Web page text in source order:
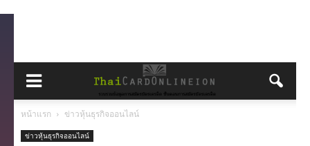
หน้าแรก ข่าวหุ้นธุรกิจออนไลน์
ข่าวหุ้นธุรกิจออนไลน์